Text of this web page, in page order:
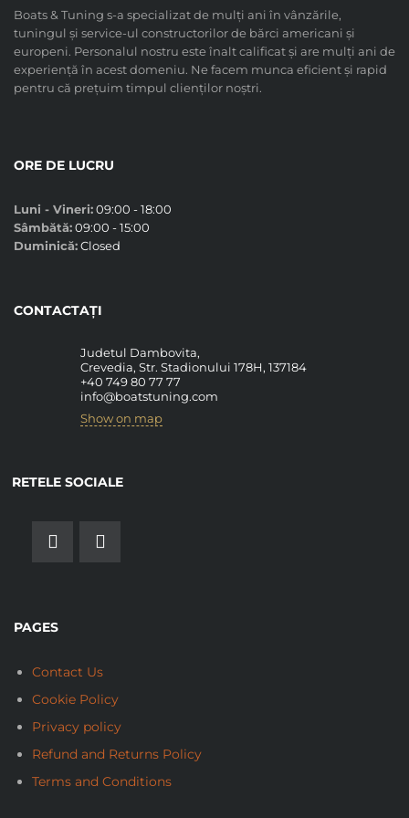
Boats & Tuning s-a specializat de mulți ani în vânzările,
tuningul și service-ul constructorilor de bărci americani și
europeni. Personalul nostru este înalt calificat și are mulți ani de
experiență în acest domeniu. Ne facem munca eficient și rapid
pentru că prețuim timpul clienților noștri.
ORE DE LUCRU
Luni - Vineri:09:00 - 18:00
Sâmbătă:09:00 - 15:00
Duminică:Closed
CONTACTAȚI
Judetul Dambovita,
Crevedia, Str. Stadionului 178H, 137184
+40 749 80 77 77
info@boatstuning.com
Show on map
RETELE SOCIALE
PAGES
Contact Us
Cookie Policy
Privacy policy
Refund and Returns Policy
Terms and Conditions